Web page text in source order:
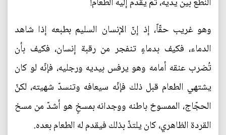
وهو غريب حقّاً، إذ إنّ الإنسان السليم بطبعه إذا شاهد
الدماء، فكيف بدماءٍ تنفجر من رقبة إنسان، فكيف بأن
تُضرب عنقه أمامه وهو يرفس بيديه ورجليه، فإنّه لو كان
يشتهي الطعام قبل ذلك فإنّه سيعافه وتنسدّ شهيته، لكنّ
الحجّاج، الممسوخ باطنه ووجدانه بمسخٍ هو أشدّ من مسخ
القردة الظاهري، كان يلتذّ بذلك فيقدم له الطعام بعده.